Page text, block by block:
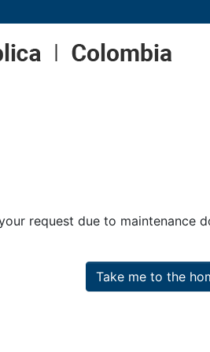
request due to maintenance
Take me to the